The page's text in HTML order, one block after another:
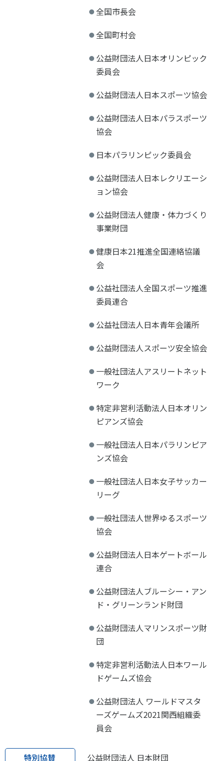
全国市長会
全国町村会
公益財団法人日本オリンピック
委員会
公益財団法人日本スポーツ協会
公益財団法人日本パラスポーツ
協会
日本パラリンピック委員会
公益財団法人日本レクリエーシ
ョン協会
公益財団法人健康・体力づくり
事業財団
健康日本21推進全国連絡協議
会
公益社団法人全国スポーツ推進
委員連合
公益社団法人日本青年会議所
公益財団法人スポーツ安全協会
一般社団法人アスリートネット
ワーク
特定非営利活動法人日本オリン
ピアンズ協会
一般社団法人日本パラリンピア
ンズ協会
一般社団法人日本女子サッカー
リーグ
一般社団法人世界ゆるスポーツ
協会
公益財団法人日本ゲートボール
連合
公益財団法人ブルーシー・アン
ド・グリーンランド財団
公益財団法人マリンスポーツ財
団
特定非営利活動法人日本ワール
ドゲームズ協会
公益財団法人 ワールドマスタ
ーズゲームズ2021関西組織委
員会
特別協賛 公益財団法人 日本財団